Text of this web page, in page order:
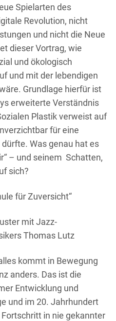
Spielarten des
Revolution, nicht
und nicht die Neue
dieser Vortrag, wie
und ökologisch
und mit der lebendigen
Grundlage hierfür ist
erweiterte Verständnis
Plastik verweist auf
für eine
Was genau hat es
– und seinem Schatten,
sich?
für Zuversicht“
mit Jazz-
Thomas Lutz
kommt in Bewegung
anders. Das ist die
Entwicklung und
und im 20. Jahrhundert
in nie gekannter